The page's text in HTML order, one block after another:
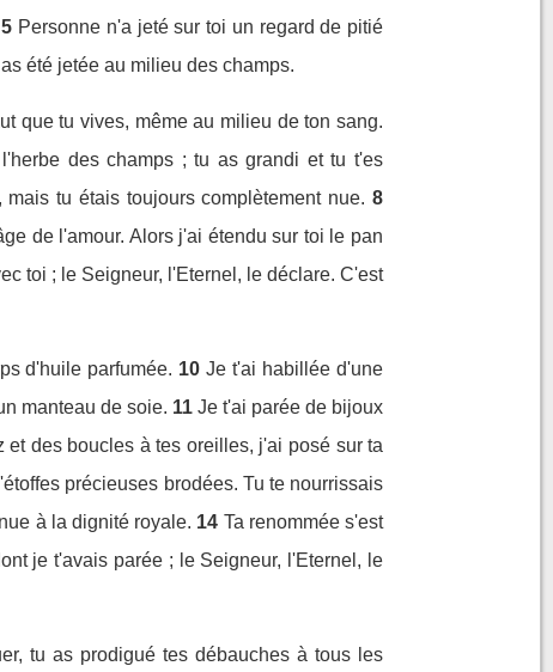
5 Personne n'a jeté sur toi un regard de pitié
été jetée au milieu des champs.
que tu vives, même au milieu de ton sang.
des champs ; tu as grandi et tu t'es
tu étais toujours complètement nue. 8
de l'amour. Alors j'ai étendu sur toi le pan
toi ; le Seigneur, l'Eternel, le déclare. C'est
d'huile parfumée. 10 Je t'ai habillée d'une
manteau de soie. 11 Je t'ai parée de bijoux
et des boucles à tes oreilles, j'ai posé sur ta
précieuses brodées. Tu te nourrissais
à la dignité royale. 14 Ta renommée s'est
je t'avais parée ; le Seigneur, l'Eternel, le
tu as prodigué tes débauches à tous les